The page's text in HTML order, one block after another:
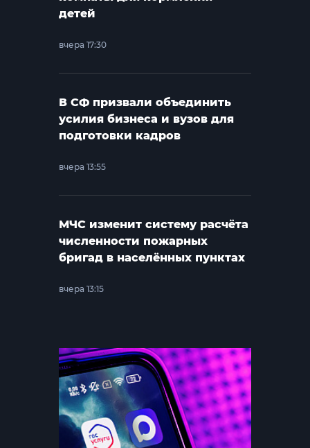
детей
вчера 17:30
В СФ призвали объединить
усилия бизнеса и вузов для
подготовки кадров
вчера 13:55
МЧС изменит систему расчёта
численности пожарных
бригад в населённых пунктах
вчера 13:15